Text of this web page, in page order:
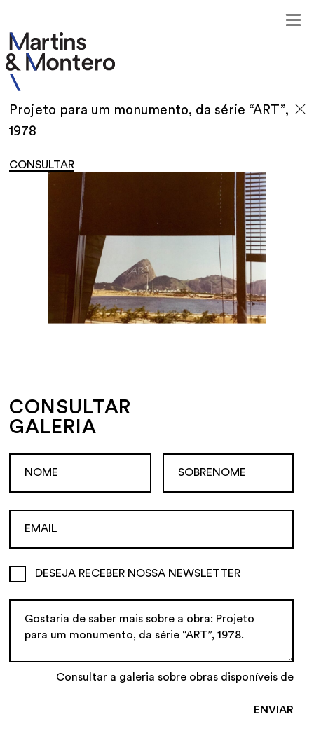
Projeto para um monumento, da série “ART”,
1978
CONSULTAR
CONSULTAR
GALERIA
DESEJA RECEBER NOSSA NEWSLETTER
Consultar a galeria sobre obras disponíveis de